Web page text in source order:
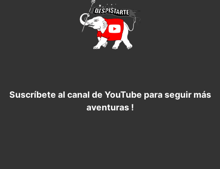
Suscríbete al canal de YouTube para seguir más
aventuras !